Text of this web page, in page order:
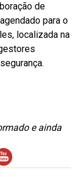
de
para o
localizada na
e ainda